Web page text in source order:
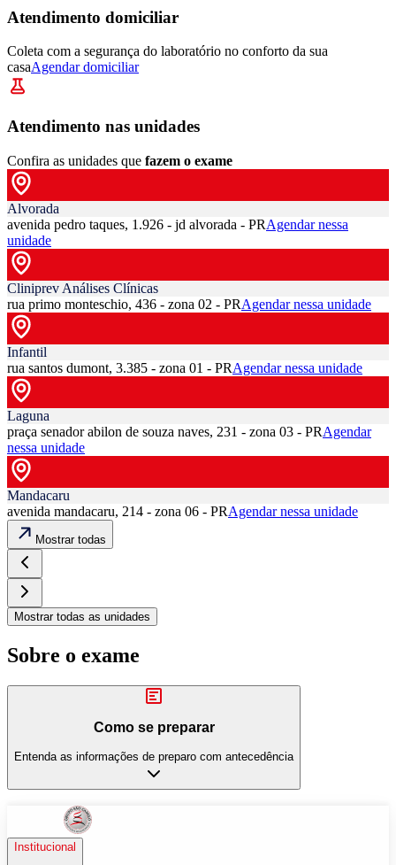
Atendimento domiciliar
Coleta com a segurança do laboratório no conforto da sua
casaAgendar domiciliar
Atendimento nas unidades
Confira as unidades que fazem o exame
Alvorada
avenida pedro taques, 1.926 - jd alvorada - PRAgendar nessa
unidade
Cliniprev Análises Clínicas
rua primo monteschio, 436 - zona 02 - PRAgendar nessa unidade
Infantil
rua santos dumont, 3.385 - zona 01 - PRAgendar nessa unidade
Laguna
praça senador abilon de souza naves, 231 - zona 03 - PRAgendar
nessa unidade
Mandacaru
avenida mandacaru, 214 - zona 06 - PRAgendar nessa unidade
Mostrar todas
Mostrar todas as unidades
Sobre o exame
Como se preparar
Entenda as informações de preparo com antecedência
Institucional